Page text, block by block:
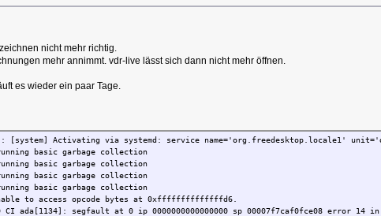
nicht mehr richtig.
mehr annimmt. vdr-live lässt sich dann nicht mehr öffnen.
es wieder ein paar Tage.
[system] Activating via systemd: service name='org.freedesktop.locale1'
basic garbage collection
basic garbage collection
basic garbage collection
basic garbage collection
to access opcode bytes at 0xffffffffffffffd6.
CI ada[1134]: segfault at 0 ip 0000000000000000 sp 00007f7caf0fce08 error 14